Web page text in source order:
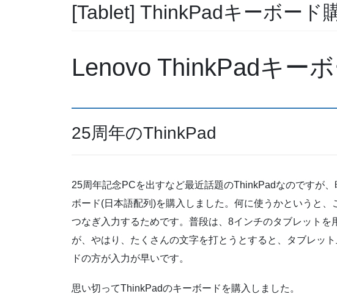
[Tablet] ThinkPadキーボード
Lenovo ThinkPadキー
25周年のThinkPad
25周年記念PCを出すなど最近話題のThinkPadなのですが
ボード(日本語配列)を購入しました。何に使うかというと
つなぎ入力するためです。普段は、8インチのタブレット
が、やはり、たくさんの文字を打とうとすると、タブレッ
ドの方が入力が早いです。
思い切ってThinkPadのキーボードを購入しました。